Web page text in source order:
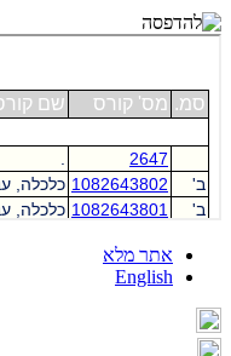
אתר מלא
English